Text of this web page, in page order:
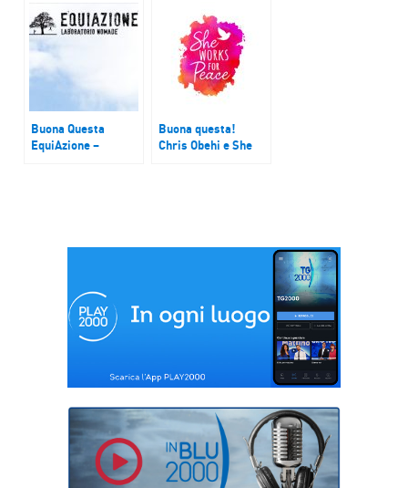
Buona Questa
EquiAzione –
Buona questa!
Chris Obehi e She